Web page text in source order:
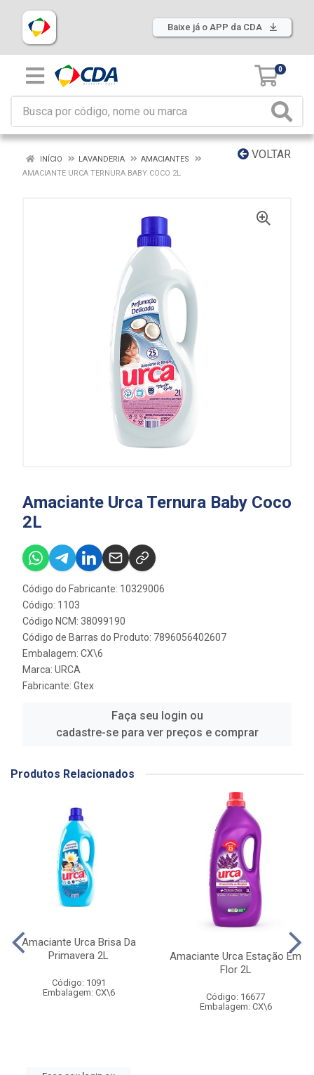
Baixe já o APP da CDA
0
VOLTAR
INÍCIO LAVANDERIA
AMACIANTES
AMACIANTE URCA TERNURA BABY COCO 2L
Amaciante Urca Ternura Baby Coco
2L
Código do Fabricante: 10329006
Código: 1103
Código NCM: 38099190
Código de Barras do Produto: 7896056402607
Embalagem: CX\6
Marca: URCA
Fabricante: Gtex
Faça seu login ou
cadastre-se para ver preços e comprar
Produtos Relacionados
Amaciante Urca Brisa Da
Primavera 2L
Código: 1091
Embalagem: CX\6
Amaciante Urca Estação Em
Flor 2L
Código: 16677
Embalagem: CX\6